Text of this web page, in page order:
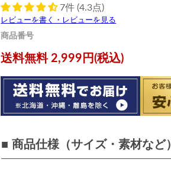
7件 (4.3点)
レビューを書く・レビューを見る
商品番号
現在の価格
送料無料 2,999円(税込)
■ 商品仕様（サイズ・素材など）